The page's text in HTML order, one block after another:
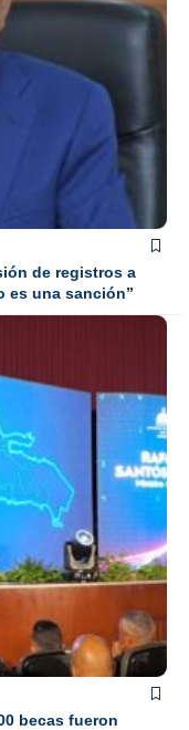
de registros a
es una sanción”
becas fueron